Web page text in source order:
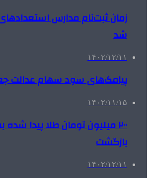
زمان ثبت‌نام مدارس
شد
۱۴۰۲/۱۲/۱۱
پیامک‌های سود سهام عدالت
۱۴۰۲/۱۱/۱۵
۲۰۰ میلیون تومان طلا پیدا
بازگشت
۱۴۰۲/۱۲/۱۱